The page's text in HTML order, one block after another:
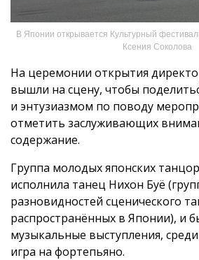
В Японии открывается Культурный
Ксения Соколова
На церемонии открытия
вышли на сцену, чтобы
и энтузиазмом по поводу
отметить заслуживающих
содержание.
Группа молодых японских
исполнила танец Нихон Буё
разновидностей сценического
распространённых в Японии), и
музыкальные выступления,
игра на фортепьяно.